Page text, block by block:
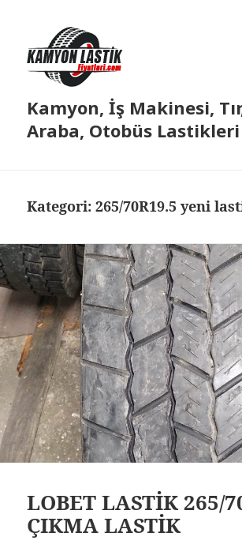
Kamyon, İş Makinesi,
Araba, Otobüs Lastikleri
Kategori:265/70R19.5 yeni
LOBET LASTİK 265/
ÇIKMA LASTİK